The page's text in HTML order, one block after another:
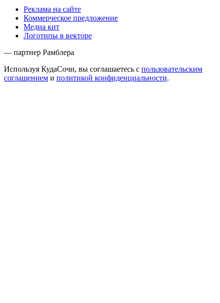
Реклама на сайте
Коммерческое предложение
Медиа кит
Логотипы в векторе
— партнер Рамблера
Используя КудаСочи, вы соглашаетесь с пользовательским
соглашением и политикой конфиденциальности.